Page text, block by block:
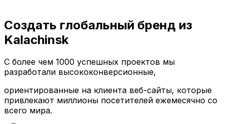
Создать глобальный бренд из
Kalachinsk
С более чем 1000 успешных проектов мы
разработали высококонверсионные,
ориентированные на клиента веб-сайты, которые
привлекают миллионы посетителей ежемесячно со
всего мира.